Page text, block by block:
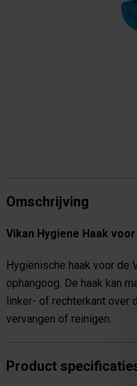
Omschrijving
Vikan Hygiene Haak
Hygiënische haak voor de
ophangoog. De haak kan
linker- of rechterkant over
vervangen of reinigen.
Product